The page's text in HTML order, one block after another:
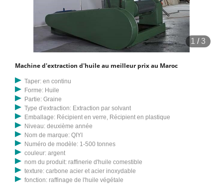
1 /3
Machine d'extraction d'huile au meilleur prix au Maroc
Taper: en continu
Forme: Huile
Partie: Graine
Type d'extraction: Extraction par solvant
Emballage: Récipient en verre, Récipient en plastique
Niveau: deuxième année
Nom de marque: QIYI
Numéro de modèle: 1-500 tonnes
couleur: argent
nom du produit: raffinerie d'huile comestible
texture: carbone acier et acier inoxydable
fonction: raffinage de l'huile végétale